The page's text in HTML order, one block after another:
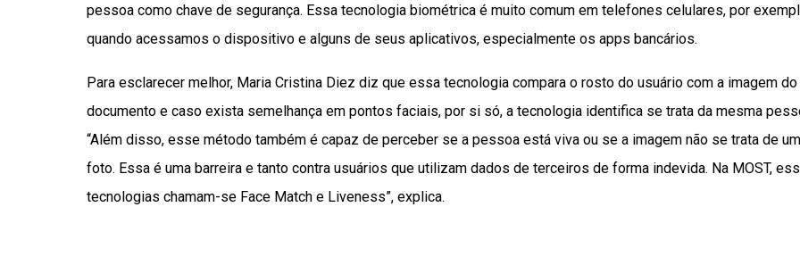
pessoa como chave de segurança. Essa tecnologia biométrica é muito comum em telefones celulares, por
quando acessamos o dispositivo e alguns de seus aplicativos, especialmente os apps bancários.
Para esclarecer melhor, Maria Cristina Diez diz que essa tecnologia compara o rosto do usuário com a imagem do
documento e caso exista semelhança em pontos faciais, por si só, a tecnologia identifica se trata da mesma
“Além disso, esse método também é capaz de perceber se a pessoa está viva ou se a imagem não se trata de
foto. Essa é uma barreira e tanto contra usuários que utilizam dados de terceiros de forma indevida. Na MOST,
tecnologias chamam-se Face Match e Liveness”, explica.